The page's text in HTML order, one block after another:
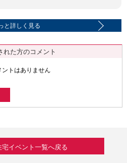
と詳しく見る
れた方のコメント
ントはありません
宅イベント一覧へ戻る